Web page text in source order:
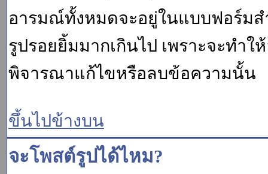
อารมณ์ทั้งหมดจะอยู่ในแบบฟอร์ม
รูปรอยยิ้มมากเกินไป เพราะจะทำใ
พิจารณาแก้ไขหรือลบข้อความนั้น
ขึ้นไปข้างบน
จะโพสต์รูปได้ไหม?